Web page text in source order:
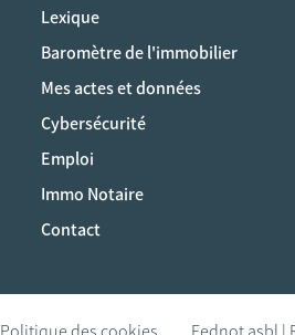
Lexique
Baromètre de l'immobilier
Mes actes et données
Cybersécurité
Emploi
Immo Notaire
Contact